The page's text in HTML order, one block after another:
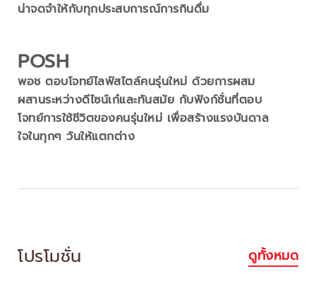
น่าจดจำให้กับทุกประสบการณ์การกินดื่ม
POSH
พอช ตอบโจทย์ไลฟ์สไตล์คนรุ่นใหม่ ด้วยการผสม
ผสานระหว่างดีไซน์เก๋และทันสมัย กับฟังก์ชั่นที่ตอบ
โจทย์การใช้ชีวิตของคนรุ่นใหม่ เพื่อสร้างแรงบันดาล
ใจในทุกๆ วันให้แตกต่าง
โปรโมชั่น ดูทั้งหมด